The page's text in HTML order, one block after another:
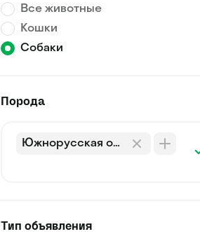
Все животные
Кошки
Собаки
Порода
Южнорусская овчарка
Тип объявления